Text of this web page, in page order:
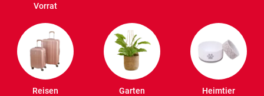
Vorrat
Reisen Garten Heimtier